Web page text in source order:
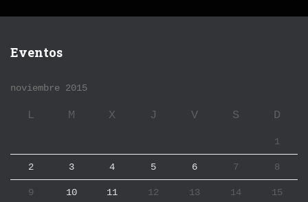
Eventos
noviembre 2015
L M X J V S D
1
2 3 4 5 6 7 8
9 10 11 12 13 14 15